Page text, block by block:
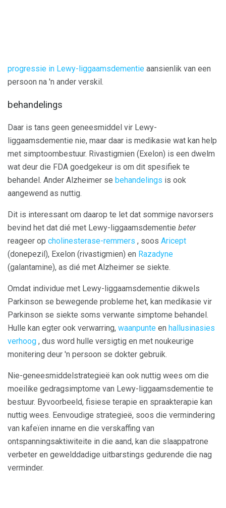
progressie in Lewy-liggaamsdementie aansienlik van een
persoon na 'n ander verskil.
behandelings
Daar is tans geen geneesmiddel vir Lewy-
liggaamsdementie nie, maar daar is medikasie wat kan help
met simptoombestuur. Rivastigmien (Exelon) is een dwelm
wat deur die FDA goedgekeur is om dit spesifiek te
behandel. Ander Alzheimer se behandelings is ook
aangewend as nuttig.
Dit is interessant om daarop te let dat sommige navorsers
bevind het dat dié met Lewy-liggaamsdementie beter
reageer op cholinesterase-remmers , soos Aricept
(donepezil), Exelon (rivastigmien) en Razadyne
(galantamine), as dié met Alzheimer se siekte.
Omdat individue met Lewy-liggaamsdementie dikwels
Parkinson se bewegende probleme het, kan medikasie vir
Parkinson se siekte soms verwante simptome behandel.
Hulle kan egter ook verwarring, waanpunte en hallusinasies
verhoog , dus word hulle versigtig en met noukeurige
monitering deur 'n persoon se dokter gebruik.
Nie-geneesmiddelstrategieë kan ook nuttig wees om die
moeilike gedragsimptome van Lewy-liggaamsdementie te
bestuur. Byvoorbeeld, fisiese terapie en spraakterapie kan
nuttig wees. Eenvoudige strategieë, soos die vermindering
van kafeïen inname en die verskaffing van
ontspanningsaktiwiteite in die aand, kan die slaappatrone
verbeter en gewelddadige uitbarstings gedurende die nag
verminder.